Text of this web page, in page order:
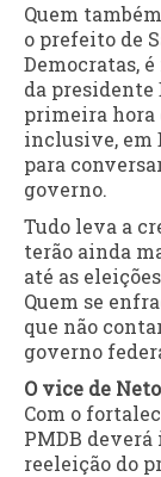
Quem
o prefeito de
Democratas,
da presidente
primeira hora
inclusive, em
para
governo.
Tudo leva a
terão ainda
até as
Quem se
que não
governo
O vice de Neto
Com o
PMDB
reeleição do